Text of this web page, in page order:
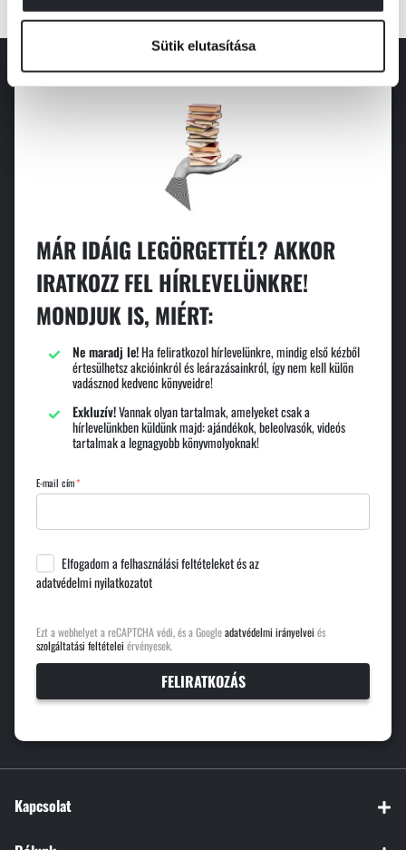
Sütik elutasítása
MÁR IDÁIG LEGÖRGETTÉL? AKKOR
IRATKOZZ FEL HÍRLEVELÜNKRE!
MONDJUK IS, MIÉRT:
Ne maradj le!Ha feliratkozol hírlevelünkre, mindig első kézből
értesülhetsz akcióinkról és leárazásainkról, így nem kell külön
vadásznod kedvenc könyveidre!
Exkluzív!Vannak olyan tartalmak, amelyeket csak a
hírlevelünkben küldünk majd: ajándékok, beleolvasók, videós
tartalmak a legnagyobb könyvmolyoknak!
E-mail cím
Elfogadom afelhasználási feltételeketés az
adatvédelmi nyilatkozatot
Ezt a webhelyet a reCAPTCHA védi, és a Googleadatvédelmi irányelvei és
szolgáltatási feltételei érvényesek.
FELIRATKOZÁS
Kapcsolat